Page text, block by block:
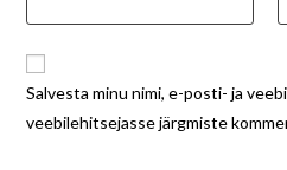
Salvesta minu nimi, e-posti- ja
veebilehitsejasse järgmiste